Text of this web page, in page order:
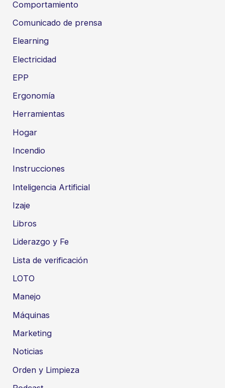
Comportamiento
Comunicado de prensa
Elearning
Electricidad
EPP
Ergonomía
Herramientas
Hogar
Incendio
Instrucciones
Inteligencia Artificial
Izaje
Libros
Liderazgo y Fe
Lista de verificación
LOTO
Manejo
Máquinas
Marketing
Noticias
Orden y Limpieza